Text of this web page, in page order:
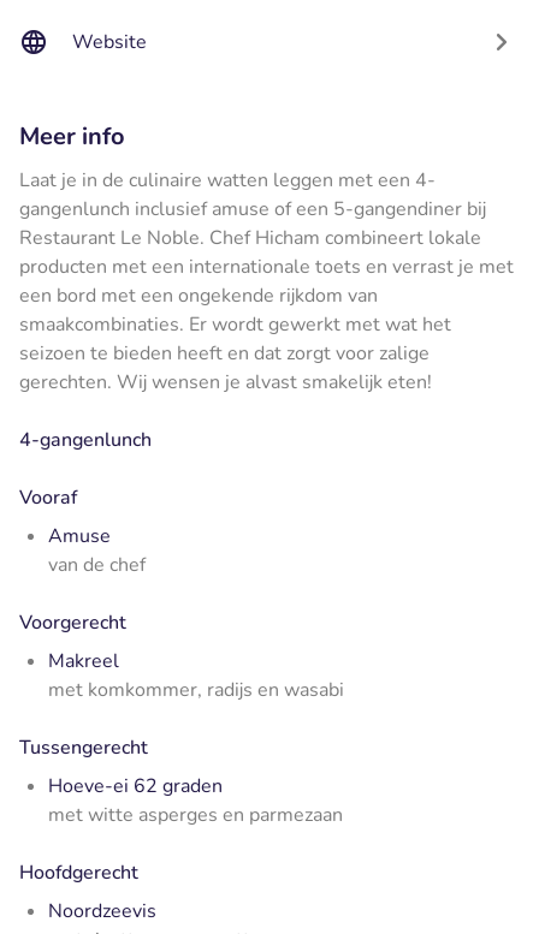
Website
Meer info
Laat je in de culinaire watten leggen met een 4-
gangenlunch inclusief amuse of een 5-gangendiner bij
Restaurant Le Noble. Chef Hicham combineert lokale
producten met een internationale toets en verrast je met
een bord met een ongekende rijkdom van
smaakcombinaties. Er wordt gewerkt met wat het
seizoen te bieden heeft en dat zorgt voor zalige
gerechten. Wij wensen je alvast smakelijk eten!
4-gangenlunch
Vooraf
Amuse
van de chef
Voorgerecht
Makreel
met komkommer, radijs en wasabi
Tussengerecht
Hoeve-ei 62 graden
met witte asperges en parmezaan
Hoofdgerecht
Noordzeevis